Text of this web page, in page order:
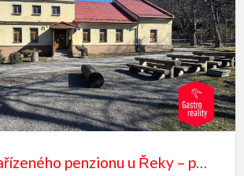
Pronájem zařízeného penzionu u Řeky – pod Lysou horou